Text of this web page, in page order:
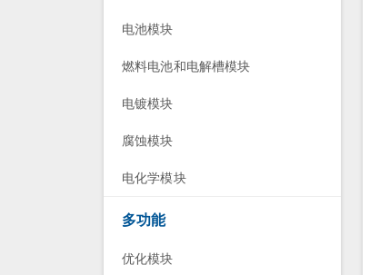
电池模块
燃料电池和电解槽模块
电镀模块
腐蚀模块
电化学模块
多功能
优化模块